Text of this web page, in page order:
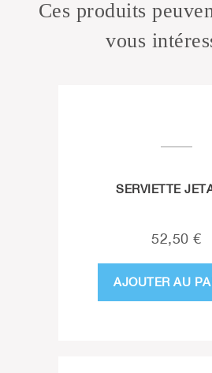
Ces produits
vous
SERVIETTE
52,50 €
AJOUTER AU